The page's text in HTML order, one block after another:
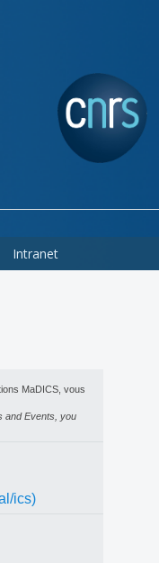
Intranet
MaDICS, vous
and Events, you
ics)